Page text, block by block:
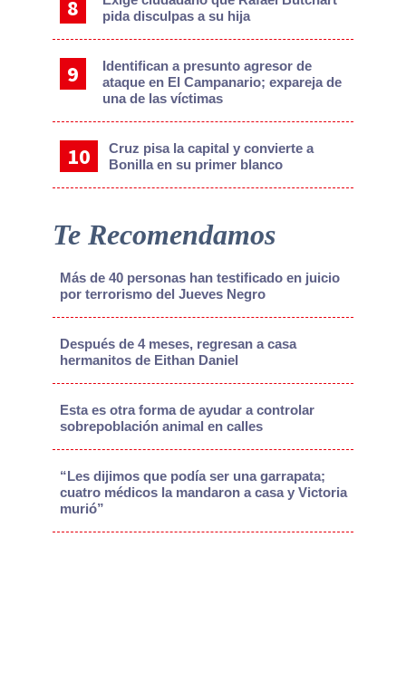
pida disculpas a su hija
Identifican a presunto agresor de
ataque en El Campanario; expareja de
una de las víctimas
Cruz pisa la capital y convierte a
Bonilla en su primer blanco
Te Recomendamos
Más de 40 personas han testificado en juicio
por terrorismo del Jueves Negro
Después de 4 meses, regresan a casa
hermanitos de Eithan Daniel
Esta es otra forma de ayudar a controlar
sobrepoblación animal en calles
“Les dijimos que podía ser una garrapata;
cuatro médicos la mandaron a casa y Victoria
murió”